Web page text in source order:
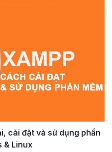
cài đặt và sử dụng phần
& Linux